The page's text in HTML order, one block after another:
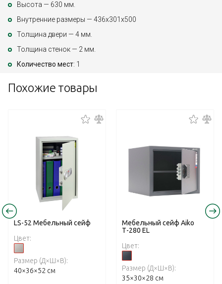
Высота — 630 мм.
Внутренние размеры — 436х301х500
Толщина двери — 4 мм.
Толщина стенок — 2 мм.
Количество мест: 1
Похожие товары
LS-52 Mебельный cейф
Цвет:
Размер (Д×Ш×В):
40×36×52 см
Мебельный сейф Aiko
Т-280 EL
Цвет:
Размер (Д×Ш×В):
35×30×28 см